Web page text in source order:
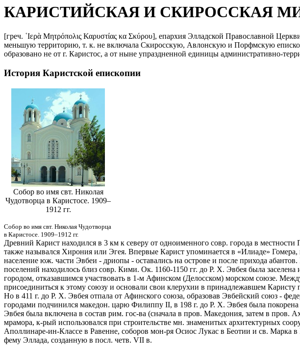
КАРИСТИЙСКАЯ И СКИРОССКАЯ
[греч. ῾Ιερὰ Μητρόπολις Καρυστίας κα Σκύρου], епархия Элладской Православной
меньшую территорию, т. к. не включала Скиросскую, Авлонскую и Порфмскую
образовано не от г. Каристос, а от ныне упраздненной единицы административно-
История Каристской епископии
Собор во имя свт. Николая
Чудотворца в Каристосе. 1909–
1912 гг.
Собор во имя свт. Николая Чудотворца
в Каристосе. 1909–1912 гг.
Древний Карист находился в 3 км к северу от одноименного совр. города в
также назывался Хирония или Эгея. Впервые Карист упоминается в «Илиаде»
население юж. части Эвбеи - дриопы - оставались на острове и после прихода
поселений находилось близ совр. Кими. Ок. 1160-1150 гг. до Р. Х. Эвбея была
городом, отказавшимся участвовать в 1-м Афинском (Делосском) морском союзе.
присоединиться к этому союзу и основали свои клерухии в принадлежавшем
Но в 411 г. до Р. Х. Эвбея отпала от Афинского союза, образовав Эвбейский союз -
городами подчинился македон. царю Филиппу II, в 198 г. до Р. Х. Эвбея была
Эвбея была включена в состав рим. гос-ва (сначала в пров. Македония, затем в пров.
мрамора, к-рый использовался при строительстве мн. знаменитых архитектурных
Аполлинаре-ин-Классе в Равенне, соборов мон-ря Осиос Лукас в Беотии и св. Марка
фему Эллада, созданную в посл. четв. VII в.